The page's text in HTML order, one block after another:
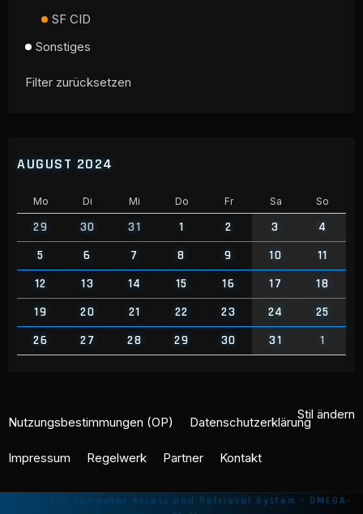
SF CID
Sonstiges
Filter zurücksetzen
AUGUST 2024
Mo Di Mi Do Fr Sa So
29 30 31 1 2 3
4
5
6 7 8 9 10
11
12
13 14 15 16 17
18
19
20 21 22 23 24
25
26
27 28 29 30 31 1
Stil ändern
Nutzungsbestimmungen (OP) Datenschutzerklärung
Impressum Regelwerk Partner Kontakt